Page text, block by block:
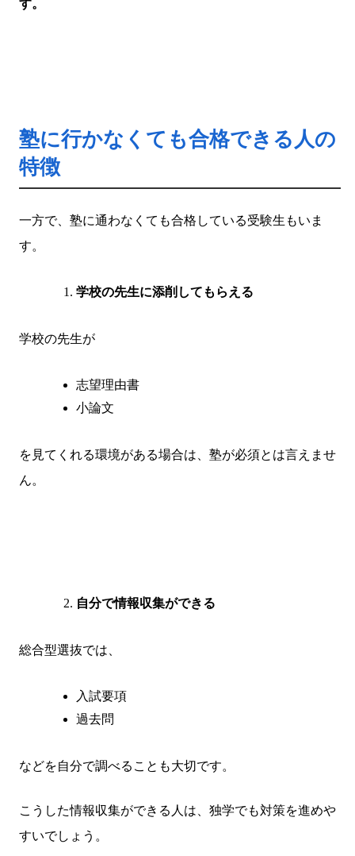
す。
塾に行かなくても合格できる人の
特徴
一方で、塾に通わなくても合格している受験生もいま
す。
学校の先生に添削してもらえる
学校の先生が
志望理由書
小論文
を見てくれる環境がある場合は、塾が必須とは言えませ
ん。
自分で情報収集ができる
総合型選抜では、
入試要項
過去問
などを自分で調べることも大切です。
こうした情報収集ができる人は、独学でも対策を進めや
すいでしょう。